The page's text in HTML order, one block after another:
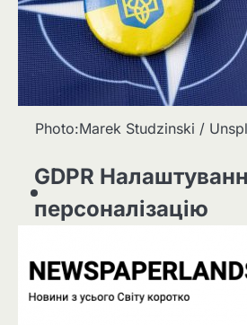
Photo:Marek Studzinski /
GDPR
персоналізацію